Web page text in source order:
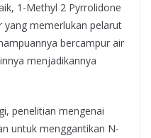
1-Methyl 2 Pyrrolidone
yang memerlukan pelarut
bercampur air
menjadikannya
penelitian mengenai
untuk menggantikan N-